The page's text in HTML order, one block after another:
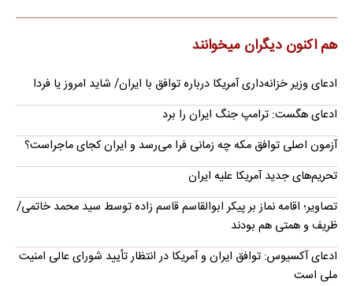
هم اکنون دیگران میخوانند
ادعای وزیر خزانه‌داری آمریکا درباره توافق با ایران/ شاید امروز یا فردا
ادعای هگست: ترامپ جنگ ایران را برد
آزمون اصلی توافق مکه چه زمانی فرا می‌رسد و ایران کجای ماجراست؟
تحریم‌های جدید آمریکا علیه ایران
تصاویر؛ اقامه نماز بر پیکر ابوالقاسم قاسم زاده توسط سید محمد خاتمی/
ظریف و همتی هم بودند
ادعای آکسیوس: توافق ایران و آمریکا در انتظار تأیید شورای عالی امنیت
ملی است